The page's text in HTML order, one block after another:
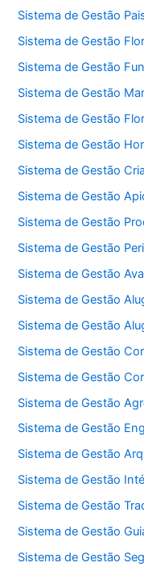
Sistema de Gestão
Sistema de Gestão
Sistema de Gestão
Sistema de Gestão
Sistema de Gestão
Sistema de Gestão
Sistema de Gestão
Sistema de Gestão
Sistema de Gestão
Sistema de Gestão
Sistema de Gestão
Sistema de Gestão
Sistema de Gestão
Sistema de Gestão
Sistema de Gestão
Sistema de Gestão
Sistema de Gestão
Sistema de Gestão
Sistema de Gestão
Sistema de Gestão
Sistema de Gestão
Sistema de Gestão